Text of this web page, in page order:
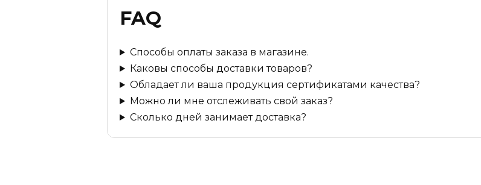
FAQ
Способы оплаты заказа в магазине.
Каковы способы доставки товаров?
Обладает ли ваша продукция сертификатами качества?
Можно ли мне отслеживать свой заказ?
Сколько дней занимает доставка?